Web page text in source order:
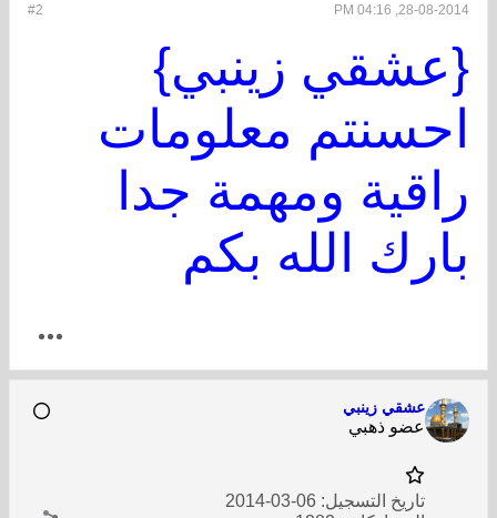
#2 28-08-2014, 04:16 PM
{عشقي زينبي}
احسنتم معلومات
راقية ومهمة جدا
بارك الله بكم
عشقي زينبي
عضو ذهبي
تاريخ التسجيل: 06-03-2014